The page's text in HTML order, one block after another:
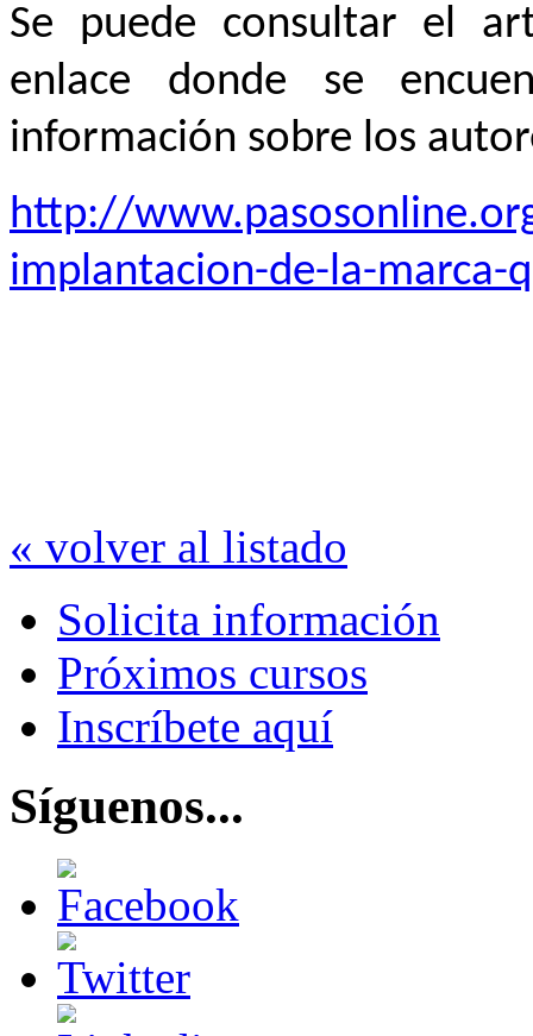
Se puede consultar el
enlace donde se
información sobre los
http://
implantacion-de-la-marca-
« volver al listado
Solicita información
Próximos cursos
Inscríbete aquí
Síguenos...